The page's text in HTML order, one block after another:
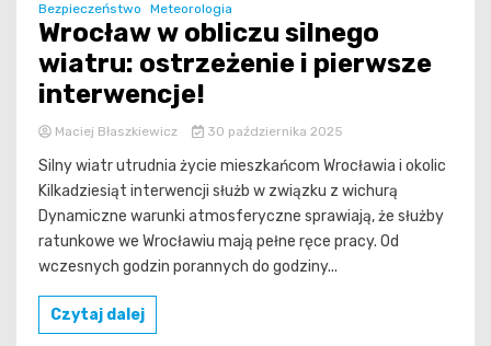
Bezpieczeństwo Meteorologia
Wrocław w obliczu silnego
wiatru: ostrzeżenie i pierwsze
interwencje!
Maciej Błaszkiewicz 30 października 2025
Silny wiatr utrudnia życie mieszkańcom Wrocławia i okolic
Kilkadziesiąt interwencji służb w związku z wichurą
Dynamiczne warunki atmosferyczne sprawiają, że służby
ratunkowe we Wrocławiu mają pełne ręce pracy. Od
wczesnych godzin porannych do godziny...
Czytaj dalej